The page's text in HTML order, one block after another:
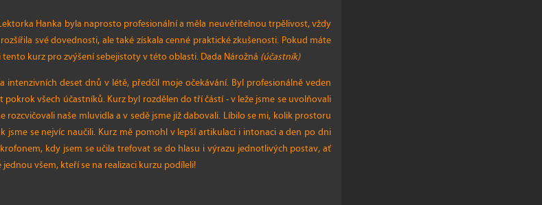
Hanka byla naprosto profesionální a měla neuvěřitelnou trpělivost, vždy
své dovednosti, ale také získala cenné praktické zkušenosti. Pokud máte
kurz pro zvýšení sebejistoty v této oblasti. Dada Nárožná (účastník)
intenzivních deset dnů v létě, předčil moje očekávání. Byl profesionálně veden
pokrok všech účastníků. Kurz byl rozdělen do tří částí - v leže jsme se uvolňovali
rozcvičovali naše mluvidla a v sedě jsme již dabovali. Líbilo se mi, kolik prostoru
se nejvíc naučili. Kurz mě pomohl v lepší artikulaci i intonaci a den po dni
kdy jsem se učila trefovat se do hlasu i výrazu jednotlivých postav, ať
všem, kteří se na realizaci kurzu podíleli!